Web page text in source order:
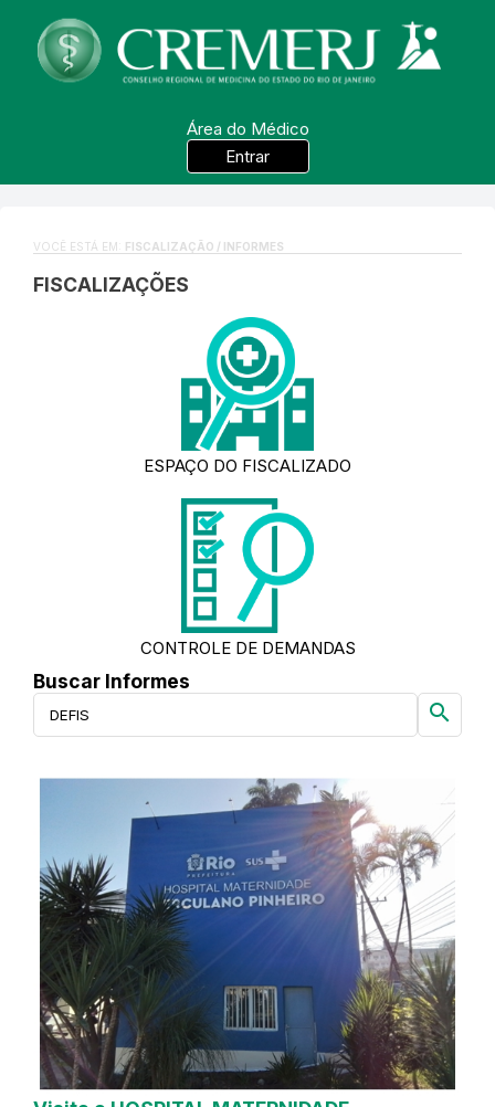
Área do Médico
Entrar
VOCÊ ESTÁ EM: FISCALIZAÇÃO / INFORMES
FISCALIZAÇÕES
ESPAÇO DO FISCALIZADO
CONTROLE DE DEMANDAS
Buscar Informes
search